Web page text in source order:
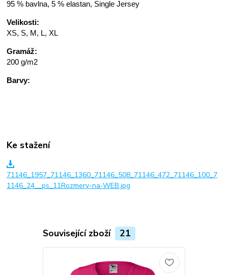
95 % bavlna, 5 % elastan, Single Jersey
Velikosti:
XS, S, M, L, XL
Gramáž:
200 g/m2
Barvy:
Ke stažení
71146_1957_71146_1360_71146_508_71146_472_71146_100_7
1146_24__ps_11Rozmery-na-WEB.jpg
Související zboží 21